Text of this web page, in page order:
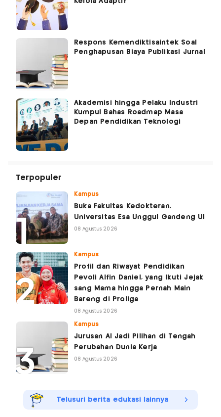
Respons Kemendiktisaintek Soal
Penghapusan Biaya Publikasi Jurnal
Akademisi hingga Pelaku Industri
Kumpul Bahas Roadmap Masa
Depan Pendidikan Teknologi
Terpopuler
Kampus
Buka Fakultas Kedokteran,
Universitas Esa Unggul Gandeng UI
08 Agustus 2026
Kampus
Profil dan Riwayat Pendidikan
Pevoli Alfin Daniel, yang Ikuti Jejak
sang Mama hingga Pernah Main
Bareng di Proliga
08 Agustus 2026
Kampus
Jurusan AI Jadi Pilihan di Tengah
Perubahan Dunia Kerja
08 Agustus 2026
Telusuri berita edukasi lainnya